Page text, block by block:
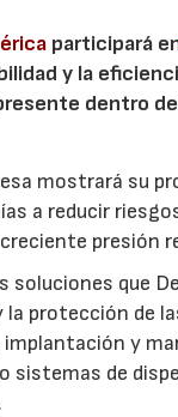
participará
y la
dentro
mostrará su
a reducir
presión
soluciones que
la protección de
implantación y
sistemas de